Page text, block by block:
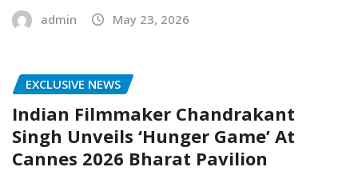
admin May 23, 2026
EXCLUSIVE NEWS
Indian Filmmaker Chandrakant
Singh Unveils ‘Hunger Game’ At
Cannes 2026 Bharat Pavilion